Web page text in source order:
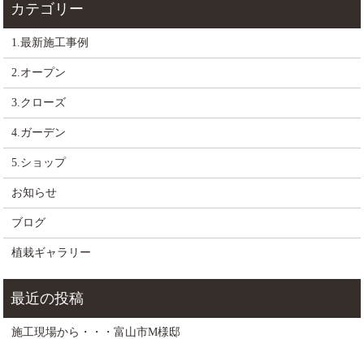
1.最新施工事例
2.オープン
3.クローズ
4.ガーデン
5.ショップ
お知らせ
ブログ
植栽ギャラリー
施工現場から・・・富山市M様邸